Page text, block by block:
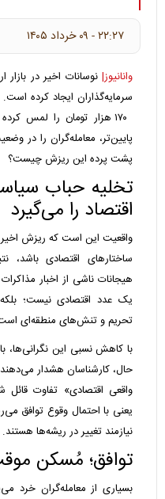
۲۲:۲۷ - ۰۹ خرداد ۱۴۰۵
وانانیوز| نوسانات اخیر در
۱۷۰ هزار تومان را لمس
پایین‌تر، معامله‌گران را در
پشت پرده این ریزش چیست؟
تخلیه حباب
اقتصاد را می‌گیرد
واقعیت این است که ریزش
ساختارهای اقتصادی
هیجانات ناشی از اخبار
یک عدد اقتصادی نیست؛
تحریم و تنش‌های منطقه‌ای
با کاهش نسبی این نگرانی‌ها،
حال، کارشناسان هشدار می‌دهند
واقعی اقتصادی» تفاوت قائل
یعنی با احتمال وقوع توافق
نیازمند تغییر در ریشه‌ها هستند.
توافق؛ مُسکن
بسیاری از معامله‌گران خرد